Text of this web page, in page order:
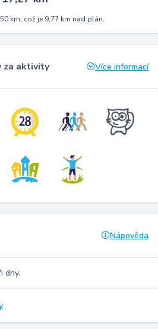
km, což je 9,77 km nad plán.
za aktivity Více informací
Nápověda
dny.